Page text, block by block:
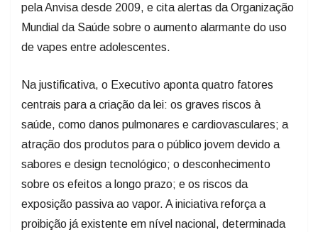
pela Anvisa desde 2009, e cita alertas da Organização
Mundial da Saúde sobre o aumento alarmante do uso
de vapes entre adolescentes.
Na justificativa, o Executivo aponta quatro fatores
centrais para a criação da lei: os graves riscos à
saúde, como danos pulmonares e cardiovasculares; a
atração dos produtos para o público jovem devido a
sabores e design tecnológico; o desconhecimento
sobre os efeitos a longo prazo; e os riscos da
exposição passiva ao vapor. A iniciativa reforça a
proibição já existente em nível nacional, determinada